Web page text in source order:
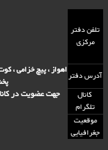
تلفن دفتر
مرکزی
آدرس دفتراهواز ، پیچ خزامی ،
کانال
تلگرام
جهت عضویت در
موقعیت
جغرافیایی